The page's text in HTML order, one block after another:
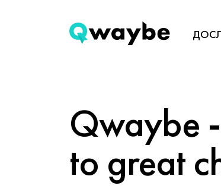
Qwaybe
to great